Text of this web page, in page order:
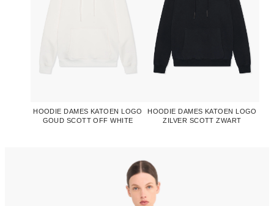
HOODIE DAMES KATOEN LOGO
GOUD SCOTT OFF WHITE
HOODIE DAMES KATOEN LOGO
ZILVER SCOTT ZWART